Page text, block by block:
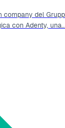
company del
con Adenty,